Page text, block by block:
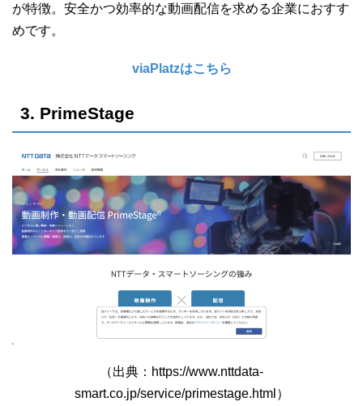
が特徴。安全かつ効率的な動画配信を求める企業におすす
めです。
viaPlatzはこちら
3. PrimeStage
（出典：https://www.nttdata-
smart.co.jp/service/primestage.html）